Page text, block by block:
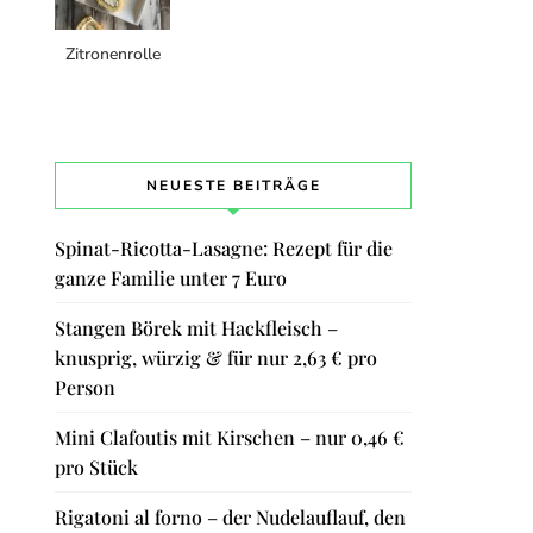
Zitronenrolle
NEUESTE BEITRÄGE
Spinat-Ricotta-Lasagne: Rezept für die
ganze Familie unter 7 Euro
Stangen Börek mit Hackfleisch –
knusprig, würzig & für nur 2,63 € pro
Person
Mini Clafoutis mit Kirschen – nur 0,46 €
pro Stück
Rigatoni al forno – der Nudelauflauf, den